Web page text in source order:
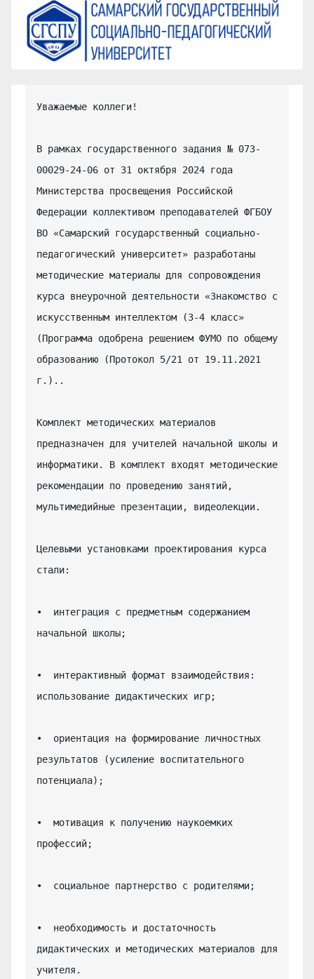
Уважаемые коллеги!
В рамках государственного задания № 073-
00029-24-06 от 31 октября 2024 года
Министерства просвещения Российской
Федерации коллективом преподавателей ФГБОУ
ВО «Самарский государственный социально-
педагогический университет» разработаны
методические материалы для сопровождения
курса внеурочной деятельности «Знакомство с
искусственным интеллектом (3-4 класс»
(Программа одобрена решением ФУМО по общему
образованию (Протокол 5/21 от 19.11.2021
г.)..
Комплект методических материалов
предназначен для учителей начальной школы и
информатики. В комплект входят методические
рекомендации по проведению занятий,
мультимедийные презентации, видеолекции.
Целевыми установками проектирования курса
стали:
•  интеграция с предметным содержанием
начальной школы;
•  интерактивный формат взаимодействия:
использование дидактических игр;
•  ориентация на формирование личностных
результатов (усиление воспитательного
потенциала);
•  мотивация к получению наукоемких
профессий;
•  социальное партнерство с родителями;
•  необходимость и достаточность
дидактических и методических материалов для
учителя.